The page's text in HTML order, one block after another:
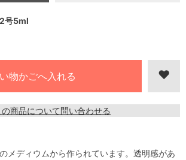
号5ml
の商品について問い合わせる
メディウムから作られています。透明感があ